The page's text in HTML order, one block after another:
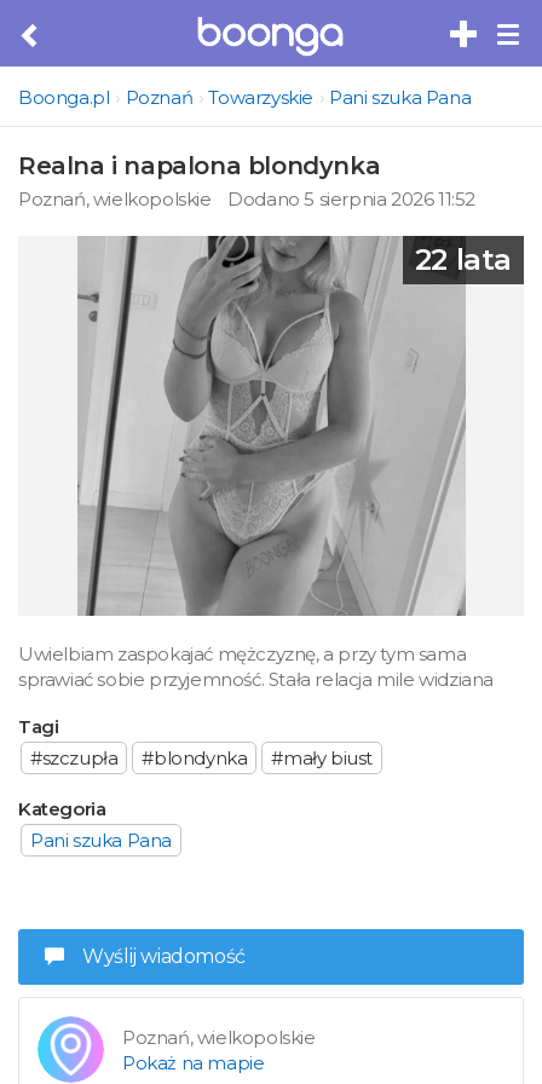
Boonga.pl
Poznań Towarzyskie Pani szuka Pana
Realna i napalona blondynka
Poznań, wielkopolskie Dodano 5 sierpnia 2026 11:52
22 lata
Uwielbiam zaspokajać mężczyznę, a przy tym sama
sprawiać sobie przyjemność. Stała relacja mile widziana
Tagi
#szczupła
#blondynka #mały biust
Kategoria
Pani szuka Pana
Wyślij wiadomość
Poznań, wielkopolskie
Pokaż na mapie